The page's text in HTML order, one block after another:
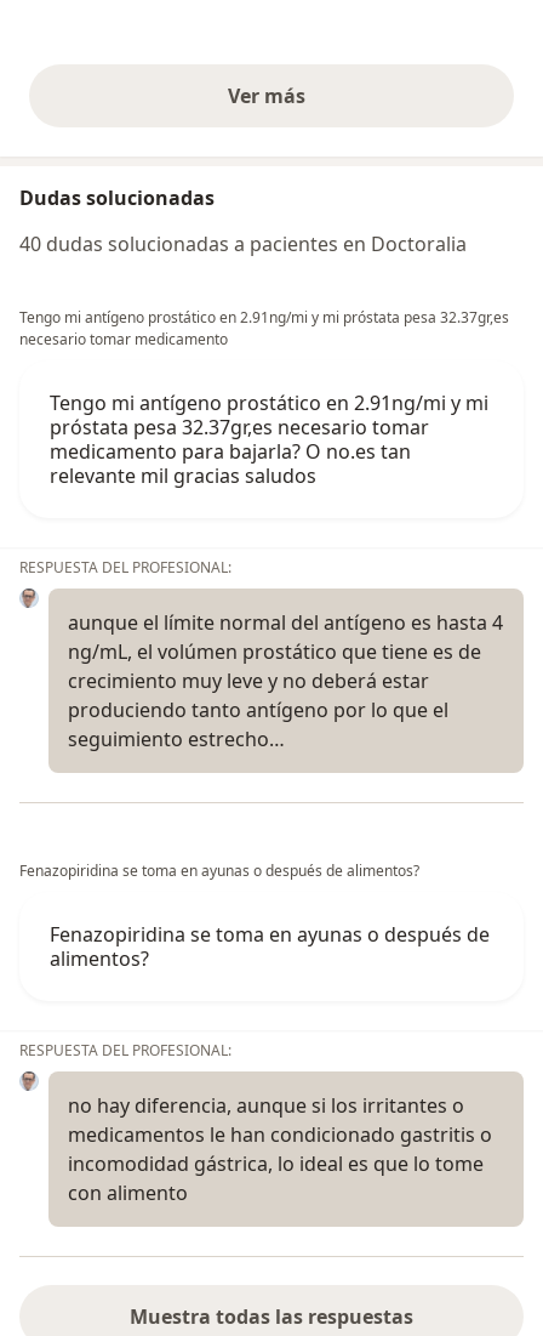
Ver másopiniones anteriores
Dudas solucionadas
40 dudas solucionadas a pacientes en Doctoralia
Tengo mi antígeno prostático en 2.91ng/mi y mi próstata pesa 32.37gr,es
necesario tomar medicamento
Tengo mi antígeno prostático en 2.91ng/mi y mi
próstata pesa 32.37gr,es necesario tomar
medicamento para bajarla? O no.es tan
relevante mil gracias saludos
RESPUESTA DEL PROFESIONAL:
aunque el límite normal del antígeno es hasta 4
ng/mL, el volúmen prostático que tiene es de
crecimiento muy leve y no deberá estar
produciendo tanto antígeno por lo que el
seguimiento estrecho…
Fenazopiridina se toma en ayunas o después de alimentos?
Fenazopiridina se toma en ayunas o después de
alimentos?
RESPUESTA DEL PROFESIONAL:
no hay diferencia, aunque si los irritantes o
medicamentos le han condicionado gastritis o
incomodidad gástrica, lo ideal es que lo tome
con alimento
Muestra todas las respuestas